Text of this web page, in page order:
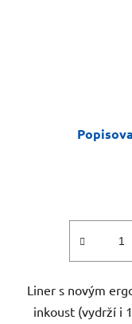
Liner s novým
inkoust (vydrží i